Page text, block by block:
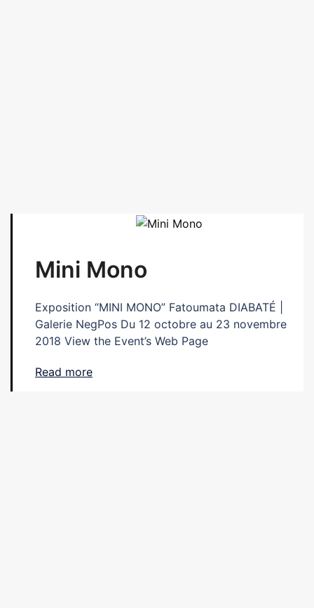
Mini Mono
Exposition “MINI MONO” Fatoumata DIABATÉ |
Galerie NegPos Du 12 octobre au 23 novembre
2018 View the Event’s Web Page
Read more